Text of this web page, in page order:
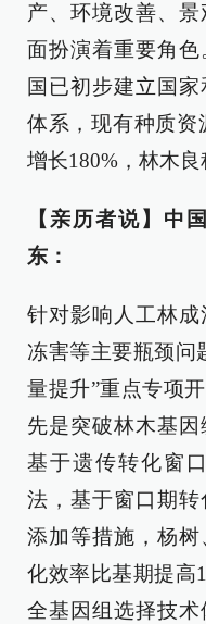
产、环境改善、
面扮演着重要角
国已初步建立国
体系，现有种质资
增长180%，林木良
【亲历者说】中
东：
针对影响人工林成
冻害等主要瓶颈问
量提升”重点专项
先是突破林木基
基于遗传转化窗
法，基于窗口期
添加等措施，杨
化效率比基期提高
全基因组选择技术